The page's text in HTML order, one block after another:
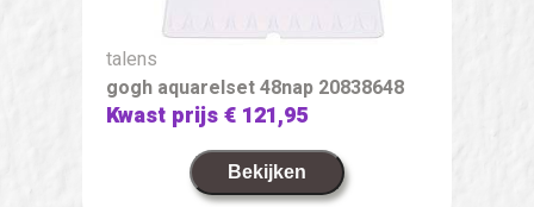
talens
gogh aquarelset 48nap 20838648
Kwast prijs€ 121,95
Bekijken